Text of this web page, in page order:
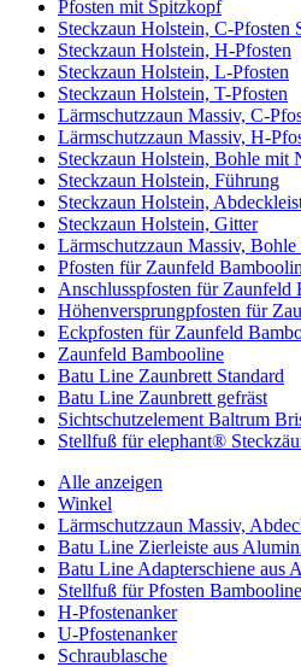
Pfosten mit Spitzkopf
Steckzaun Holstein, C-Pfosten
Steckzaun Holstein, H-Pfosten
Steckzaun Holstein, L-Pfosten
Steckzaun Holstein, T-Pfosten
Lärmschutzzaun Massiv, C-
Lärmschutzzaun Massiv, H-
Steckzaun Holstein, Bohle mit
Steckzaun Holstein, Führung
Steckzaun Holstein,
Steckzaun Holstein, Gitter
Lärmschutzzaun Massiv,
Pfosten für Zaunfeld
Anschlusspfosten für Zaunfeld
Höhenversprungpfosten für
Eckpfosten für Zaunfeld
Zaunfeld Bambooline
Batu Line Zaunbrett Standard
Batu Line Zaunbrett gefräst
Sichtschutzelement Baltrum
Stellfuß für elephant®
Alle anzeigen
Winkel
Lärmschutzzaun Massiv,
Batu Line Zierleiste aus
Batu Line Adapterschiene aus
Stellfuß für Pfosten Bambooline
H-Pfostenanker
U-Pfostenanker
Schraublasche